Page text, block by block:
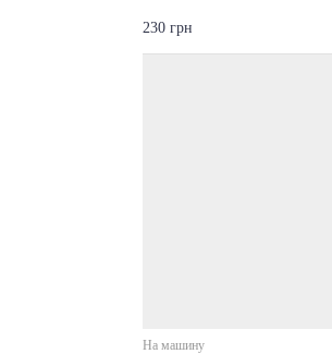
230 грн
На машину